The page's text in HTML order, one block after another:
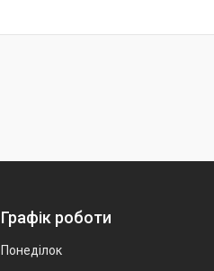
Графік роботи
Понеділок